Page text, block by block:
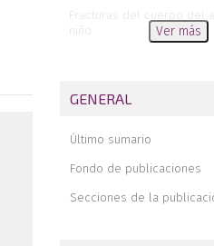
Fracturas del cuerpo del
mini-fijador externo
metatarso-falángica de
Editorial
Comparación entre tres
medida de la posición
Ver más
GENERAL
Último sumario
Fondo de publicaciones
Secciones de la